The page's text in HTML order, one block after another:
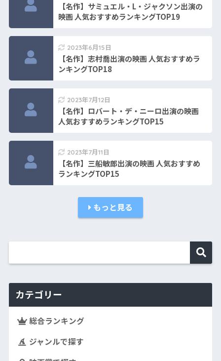
【名作】サミュエル・L・ジャクソン出演の
映画 人気おすすめランキングTOP19
2023年6月15日
【名作】志村喬出演の映画 人気おすすめラ
ンキングTOP18
2023年7月12日
【名作】ロバート・デ・ニーロ出演の映画
人気おすすめランキングTOP15
2023年7月11日
【名作】三船敏郎出演の映画 人気おすすめ
ランキングTOP15
もっと見る
カテゴリー
総合ランキング
ジャンルで探す